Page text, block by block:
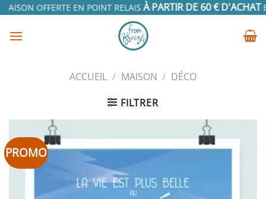
Passer
contenu
OFFERTE EN POINT RELAISÀ PARTIR DE 60 € D'ACHAT
ACCUEIL / MAISON / DÉCO
FILTRER
PROMO